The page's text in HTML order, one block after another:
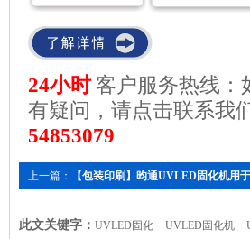
24小时客户服务热线：
有疑问，请点击联系我
54853079
上一篇： 【包装印刷】昀通UVLED固化机用
此文关键字： UVLED固化 UVLED固化机